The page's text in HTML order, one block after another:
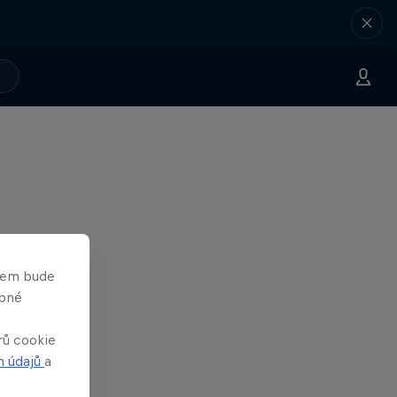
bude
cookie
údajů a